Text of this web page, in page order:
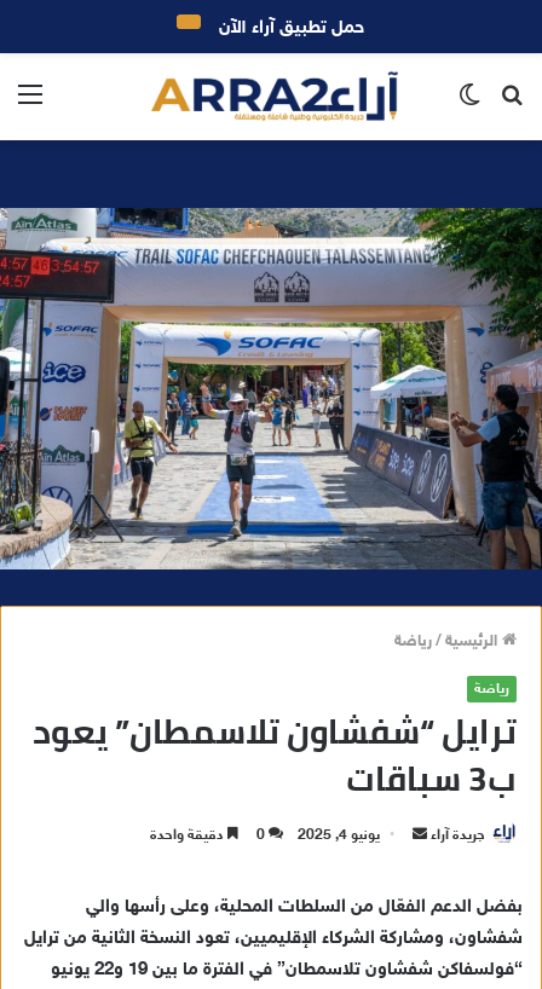
بحث
الرئيسية/رياضة
رياضة
ترايل “شفشاون تلاسمطان” يعود
ب3 سباقات
جريدة آراء يونيو 4, 2025 0 دقيقة واحدة
بفضل الدعم الفعّال من السلطات المحلية، وعلى رأسها والي
شفشاون، ومشاركة الشركاء الإقليميين، تعود النسخة الثانية من ترايل
“فولسفاكن شفشاون تلاسمطان” في الفترة ما بين 19 و22 يونيو
حمل تطبيق آراء الآن